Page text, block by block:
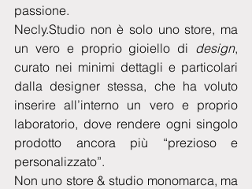
passione.
Necly.Studio non è solo uno store, ma
un vero e proprio gioiello di design,
curato nei minimi dettagli e particolari
dalla designer stessa, che ha voluto
inserire all’interno un vero e proprio
laboratorio, dove rendere ogni singolo
prodotto ancora più “prezioso e
personalizzato”.
Non uno store & studio monomarca, ma